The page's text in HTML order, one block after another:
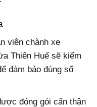
viên chành xe
Thiên Huế sẽ kiểm
đảm bảo đúng số
đóng gói cẩn thận